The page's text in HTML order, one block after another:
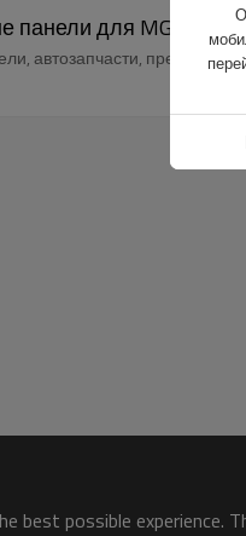
для MG 2022 |
автозапчасти,
best possible